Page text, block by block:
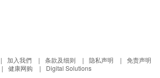
加入我們 条款及细则 隐私声明
免责声明
健康网购 Digital Solutions